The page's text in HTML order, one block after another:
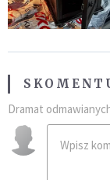
Dramat